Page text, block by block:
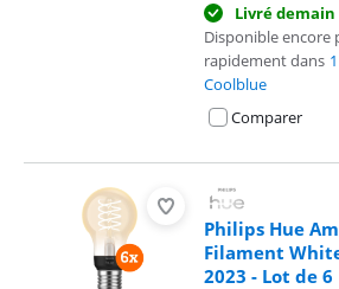
Livré demain
Disponible encore
rapidement dans
Coolblue
Comparer
Philips Hue
Filament
2023 - Lot de 6